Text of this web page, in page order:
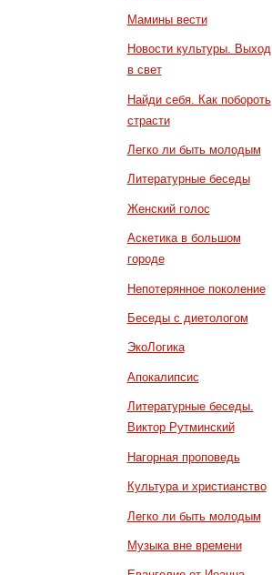
Мамины вести
Новости культуры. Выход
в свет
Найди себя. Как побороть
страсти
Легко ли быть молодым
Литературные беседы
Женский голос
Аскетика в большом
городе
Непотерянное поколение
Беседы с диетологом
ЭкоЛогика
Апокалипсис
Литературные беседы.
Виктор Рутминский
Нагорная проповедь
Культура и христианство
Легко ли быть молодым
Музыка вне времени